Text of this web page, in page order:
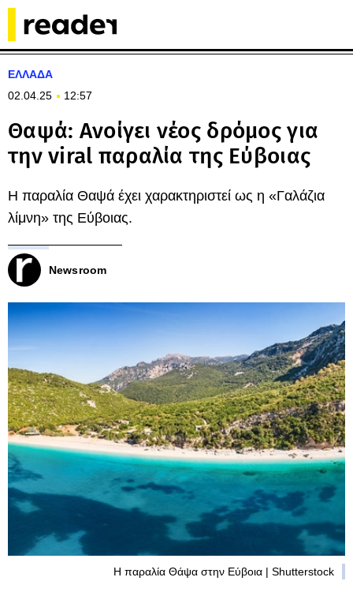
ΕΛΛΑΔΑ
02.04.25
12:57
Θαψά: Ανοίγει νέος δρόμος για
την viral παραλία της Εύβοιας
Η παραλία Θαψά έχει χαρακτηριστεί ως η «Γαλάζια
λίμνη» της Εύβοιας.
Newsroom
Η παραλία Θάψα στην Εύβοια | Shutterstock